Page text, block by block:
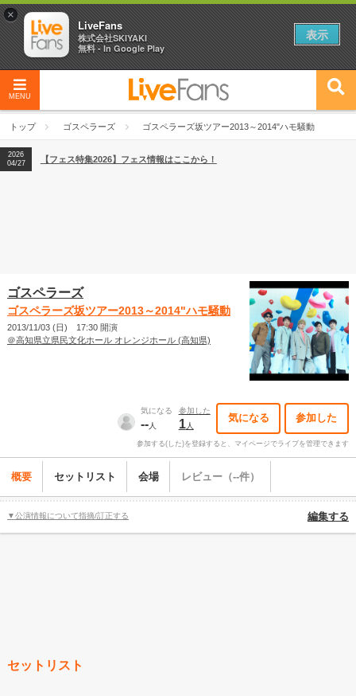
MENU
トップ ゴスペラーズ ゴスペラーズ坂ツアー2013～2014"ハモ騒動
2026
04/27
2026
【ライブ動員ランキング】2026年上半期編発表！
2026
04/27
【フェス特集2026】フェス情報はここから！
ゴスペラーズ
ゴスペラーズ坂ツアー2013～2014"ハモ騒動
2013/11/03 (日) 17:30 開演
＠高知県立県民文化ホール オレンジホール (高知県)
気になる
--人
参加した
1人
気になる 参加した
参加する(した)を登録すると、マイページでライブを管理できます
概要 セットリスト 会場 レビュー（--件）
▼公演情報について指摘/訂正する 編集する
セットリスト
×
LiveFans
株式会社SKIYAKI
無料 - In Google Play
表示